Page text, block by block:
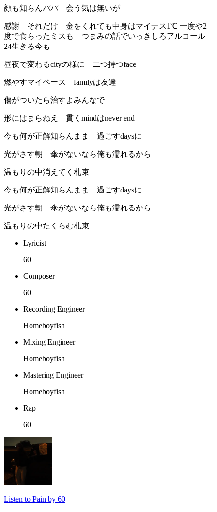
顔も知らんパパ 会う気は無いが
感謝 それだけ 金をくれても中身はマイナス1℃ 一度や2
度で食らったミスも つまみの話でいっきしろアルコール
24生きる今も
昼夜で変わるcityの様に 二つ持つface
燃やすマイペース familyは友達
傷がついたら治すよみんなで
形にはまらねえ 貫くmindはnever end
今も何が正解知らんまま 過ごすdaysに
光がさす朝 傘がないなら俺も濡れるから
温もりの中消えてく札束
今も何が正解知らんまま 過ごすdaysに
光がさす朝 傘がないなら俺も濡れるから
温もりの中たくらむ札束
Lyricist
60
Composer
60
Recording Engineer
Homeboyfish
Mixing Engineer
Homeboyfish
Mastering Engineer
Homeboyfish
Rap
60
Listen to Pain by 60